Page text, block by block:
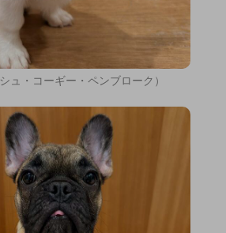
ュ・コーギー・ペンブローク）